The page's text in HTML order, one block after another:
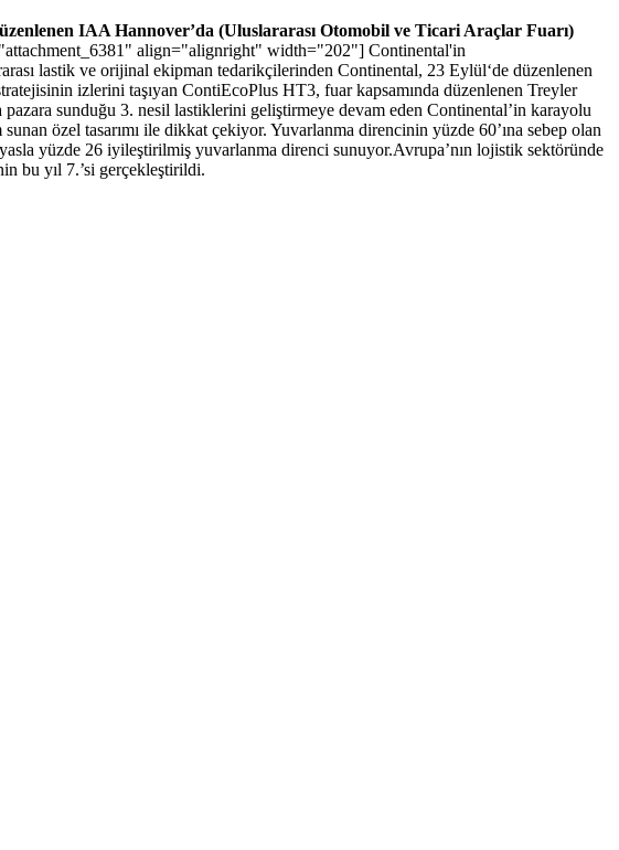
IAA Hannover’da (Uluslararası Otomobil ve Ticari Araçlar Fuarı)
align="alignright" width="202"] Continental'in
lastik ve orijinal ekipman tedarikçilerinden Continental, 23 Eylül‘de düzenlenen
izlerini taşıyan ContiEcoPlus HT3, fuar kapsamında düzenlenen Treyler
pazara sunduğu 3. nesil lastiklerini geliştirmeye devam eden Continental’in karayolu
özel tasarımı ile dikkat çekiyor. Yuvarlanma direncinin yüzde 60’ına sebep olan
yüzde 26 iyileştirilmiş yuvarlanma direnci sunuyor.Avrupa’nın lojistik sektöründe
bu yıl 7.’si gerçekleştirildi.